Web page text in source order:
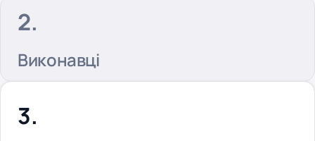
Виконавці